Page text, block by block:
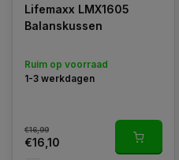
Lifemaxx LMX1605
Balanskussen
Ruim op voorraad
1-3 werkdagen
€16,99
€16,10